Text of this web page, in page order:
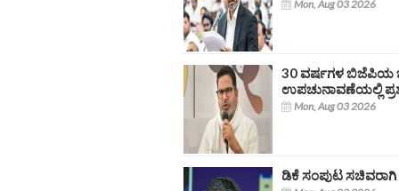
Mon, Aug 03 2026
30 ವರ್ಷಗಳ ಬಿಜೆಪಿಯ
ಉಪಚುನಾವಣೆಯಲ್ಲಿ
Mon, Aug 03 2026
ಡಿಕೆ ಸಂಪುಟ ಸಚಿವರಾಗಿ